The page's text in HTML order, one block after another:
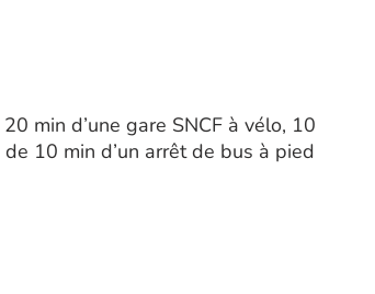
min d’une gare SNCF à vélo, 10
10 min d’un arrêt de bus à pied